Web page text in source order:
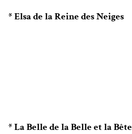
* Elsa de la Reine des Neiges
* La Belle de la Belle et la Bête